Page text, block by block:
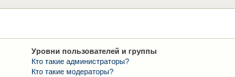
Уровни пользователей и группы
Кто такие администраторы?
Кто такие модераторы?